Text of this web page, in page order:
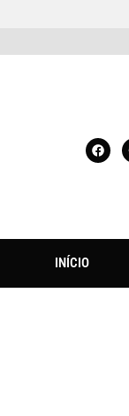
INÍCIO